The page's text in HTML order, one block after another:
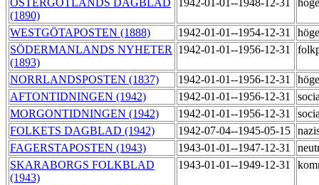
ÖSTERGÖTLANDS DAGBLAD
(1890)
1942-01-01--1948-12-31
WESTGÖTAPOSTEN (1888) 1942-01-01--1954-12-31
SÖDERMANLANDS NYHETER
(1893)
1942-01-01--1956-12-31
NORRLANDSPOSTEN (1837) 1942-01-01--1956-12-31
AFTONTIDNINGEN (1942)
1942-01-01--1956-12-31
MORGONTIDNINGEN (1942)
1942-01-01--1956-12-31
FOLKETS DAGBLAD (1942)
1942-07-04--1945-05-15
FAGERSTAPOSTEN (1943)
1943-01-01--1947-12-31
SKARABORGS FOLKBLAD
(1943)
1943-01-01--1949-12-31